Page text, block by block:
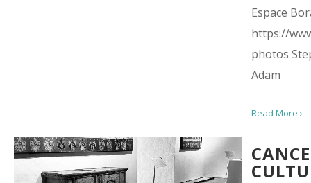
Espace
https://
photos
Adam
Read More ›